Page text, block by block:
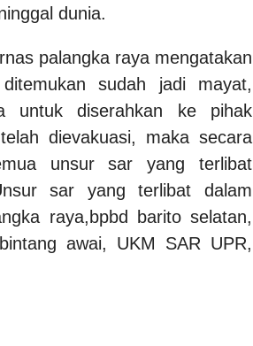
dunia.
palangka raya mengatakan
sudah jadi mayat,
untuk diserahkan ke pihak
dievakuasi, maka secara
unsur sar yang terlibat
sar yang terlibat dalam
raya,bpbd barito selatan,
awai, UKM SAR UPR,